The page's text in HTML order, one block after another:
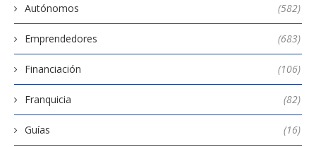
Autónomos (582)
Emprendedores (683)
Financiación (106)
Franquicia (82)
Guías (16)